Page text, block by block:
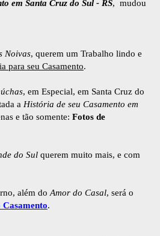
em Santa Cruz do Sul - RS, mudou
Noivas, querem um Trabalho lindo e
para seu Casamento.
, em Especial, em Santa Cruz do
a História de seu Casamento em
e tão somente: Fotos de
do Sul querem muito mais, e com
além do Amor do Casal, será o
.